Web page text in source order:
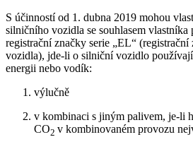
S účinností od 1. dubna 2019 mohou
silničního vozidla se souhlasem vlastníka
registrační značky serie „EL“
vozidla), jde-li o silniční vozidlo
energii nebo vodík:
výlučně
v kombinaci s jiným palivem, je-li
CO2 v kombinovaném provozu